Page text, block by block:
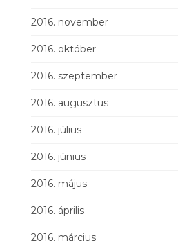
2016. november
2016. október
2016. szeptember
2016. augusztus
2016. július
2016. június
2016. május
2016. április
2016. március